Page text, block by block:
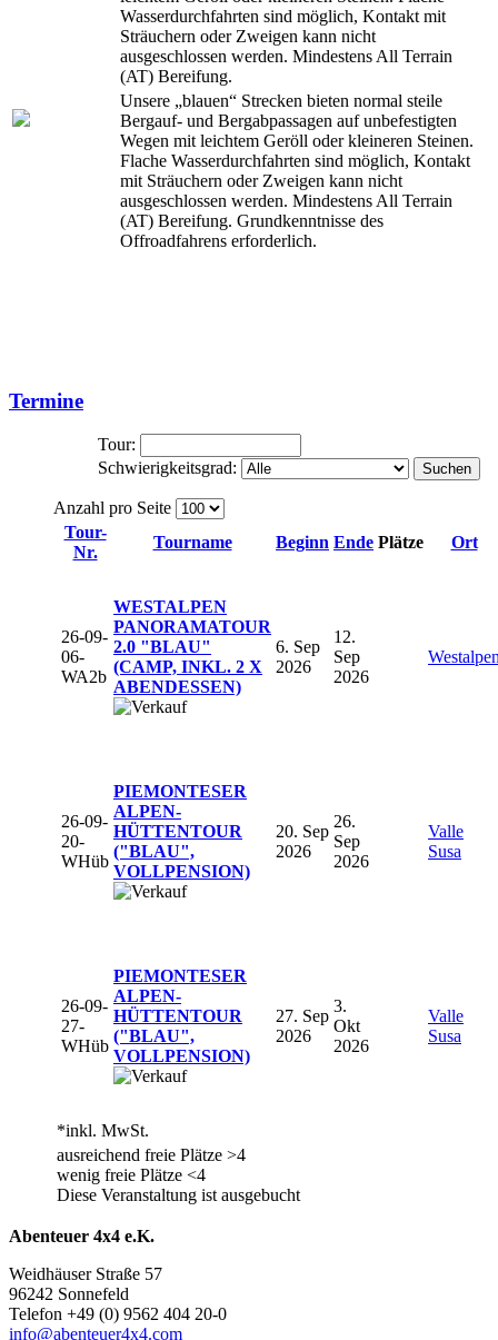
Wasserdurchfahrten sind möglich, Kontakt mit
Sträuchern oder Zweigen kann nicht
ausgeschlossen werden. Mindestens All Terrain
(AT) Bereifung.
Unsere „blauen“ Strecken bieten normal steile
Bergauf- und Bergabpassagen auf unbefestigten
Wegen mit leichtem Geröll oder kleineren Steinen.
Flache Wasserdurchfahrten sind möglich, Kontakt
mit Sträuchern oder Zweigen kann nicht
ausgeschlossen werden. Mindestens All Terrain
(AT) Bereifung. Grundkenntnisse des
Offroadfahrens erforderlich.
Termine
Tour:
Schwierigkeitsgrad:
Suchen
Anzahl pro Seite
Tour-
Nr.
Tourname Beginn Ende Plätze Ort
26-09-
06-
WA2b
WESTALPEN
PANORAMATOUR
2.0 "BLAU"
(CAMP, INKL. 2 X
ABENDESSEN)
6. Sep
2026
12.
Sep
2026
26-09-
20-
WHüb
PIEMONTESER
ALPEN-
HÜTTENTOUR
("BLAU",
VOLLPENSION)
20. Sep
2026
26.
Sep
2026
Valle
Susa
26-09-
27-
WHüb
PIEMONTESER
ALPEN-
HÜTTENTOUR
("BLAU",
VOLLPENSION)
27. Sep
2026
3.
Okt
2026
Valle
Susa
*inkl. MwSt.
ausreichend freie Plätze >4
wenig freie Plätze <4
Diese Veranstaltung ist ausgebucht
Abenteuer 4x4 e.K.
Weidhäuser Straße 57
96242 Sonnefeld
Telefon +49 (0) 9562 404 20-0
info@abenteuer4x4.com